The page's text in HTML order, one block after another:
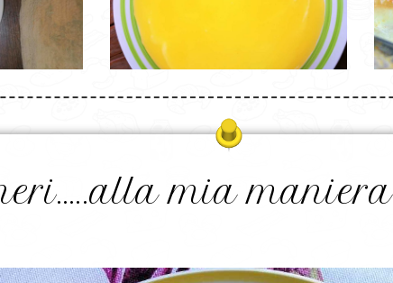
mia maniera